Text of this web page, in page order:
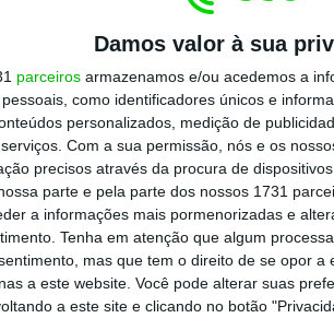
Damos valor à sua
parceiros armazenamos e/ou acedemos a
como identificadores únicos e
personalizados, medição de
Com a sua permissão, nós e os
precisos através da procura de
parte e pela parte dos nossos 1731
a informações mais pormenorizadas e
Tenha em atenção que algum
mas que tem o direito de se opor
a este website. Você pode alterar suas
a este site e clicando no botão
https://eco.sapo.pt/2021/02/24/programa-apoiar-com-560-milhoes-de-euros-aprovados-e-440-milhoes-pagos/
Premium
é mais importante do que
e rigoroso.